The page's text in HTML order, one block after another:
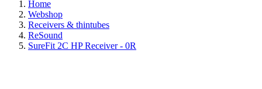
Home
Webshop
Receivers & thintubes
ReSound
SureFit 2C HP Receiver - 0R